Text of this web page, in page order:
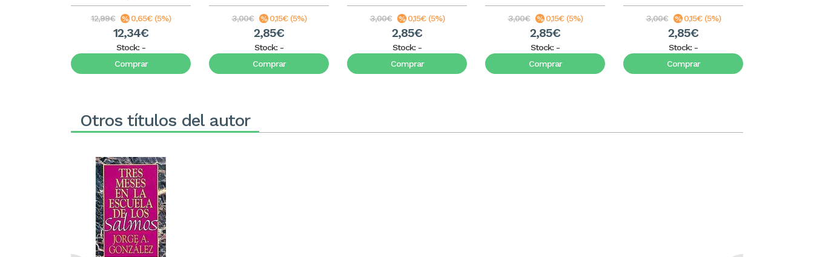
12,99€ 0,65€ (5%)
12,34€
Stock: -
Comprar
3,00€ 0,15€ (5%)
2,85€
Stock: -
Comprar
3,00€ 0,15€ (5%)
2,85€
Stock: -
Comprar
3,00€ 0,15€ (5%)
2,85€
Stock: -
Comprar
3,00€ 0,15€ (5%)
2,85€
Stock: -
Comprar
Otros títulos del autor